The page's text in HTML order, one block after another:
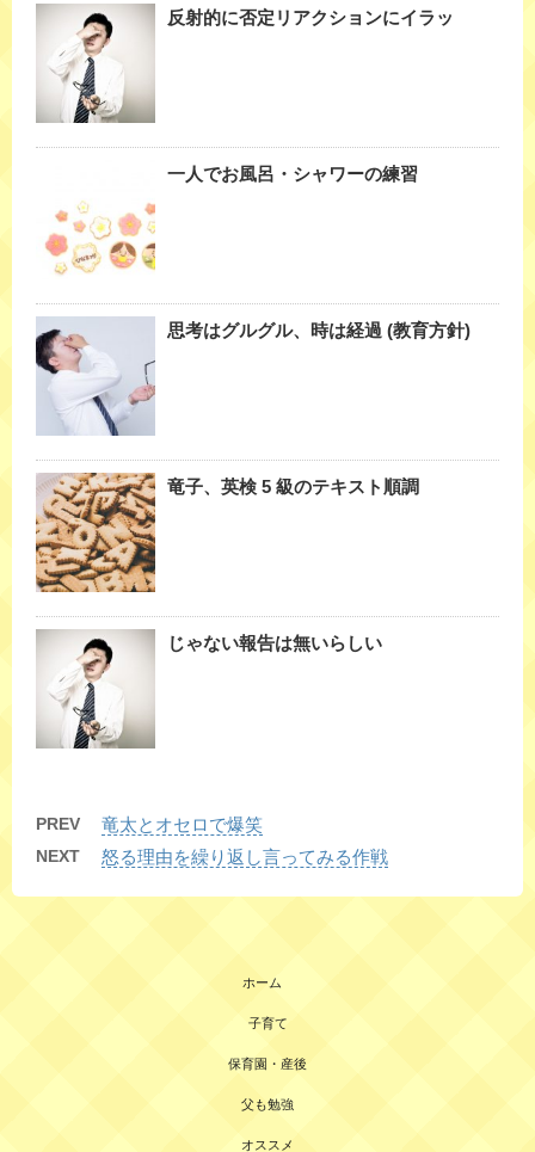
反射的に否定リアクションにイラッ
一人でお風呂・シャワーの練習
思考はグルグル、時は経過 (教育方針)
竜子、英検 5 級のテキスト順調
じゃない報告は無いらしい
PREV 竜太とオセロで爆笑
NEXT 怒る理由を繰り返し言ってみる作戦
ホーム
子育て
保育園・産後
父も勉強
オススメ